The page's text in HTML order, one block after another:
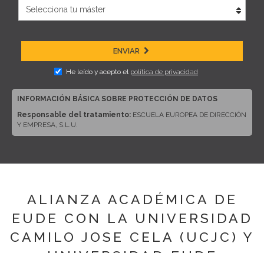
ENVIAR
He leído y acepto el política de privacidad
INFORMACIÓN BÁSICA SOBRE PROTECCIÓN DE DATOS
Responsable del tratamiento: ESCUELA EUROPEA DE DIRECCIÓN
Y EMPRESA, S.L.U.
Solo le enviaremos publicidad con su autorización previa,
que podrá facilitarnos mediante la casilla correspondiente establecida al
efecto.
consentimiento previo, que podrá facilitarnos mediante la casilla
ALIANZA ACADÉMICA DE
EUDE CON LA UNIVERSIDAD
CAMILO JOSE CELA (UCJC) Y